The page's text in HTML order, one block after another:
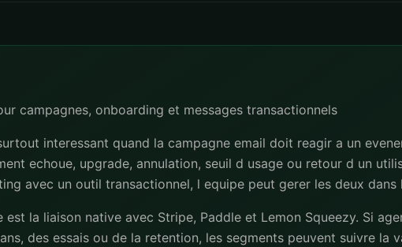
campagnes, onboarding et messages transactionnels
interessant quand la campagne email doit reagir a un
echoue, upgrade, annulation, seuil d usage ou retour d un
avec un outil transactionnel, l equipe peut gerer les deux dans
la liaison native avec Stripe, Paddle et Lemon Squeezy. Si
des essais ou de la retention, les segments peuvent suivre la